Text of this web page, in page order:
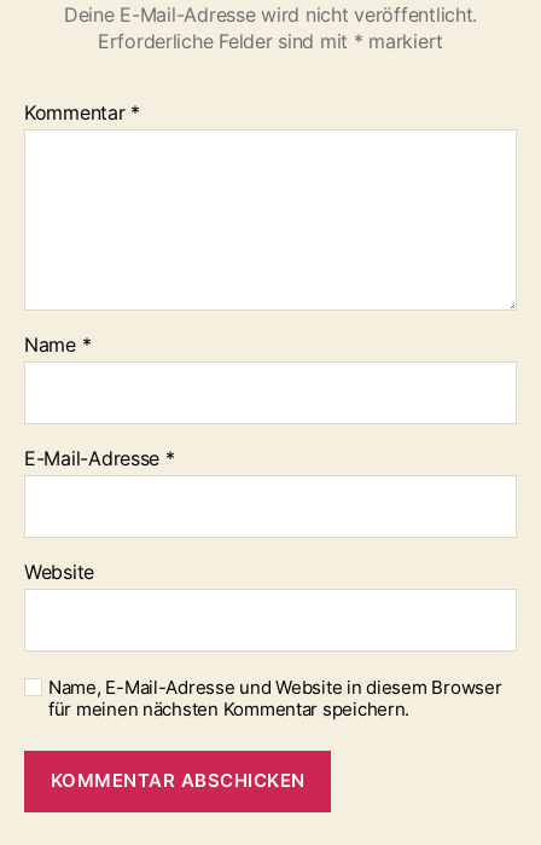
Deine E-Mail-Adresse wird nicht veröffentlicht.
Erforderliche Felder sind mit * markiert
Kommentar *
Name *
E-Mail-Adresse *
Website
Name, E-Mail-Adresse und Website in diesem Browser
für meinen nächsten Kommentar speichern.